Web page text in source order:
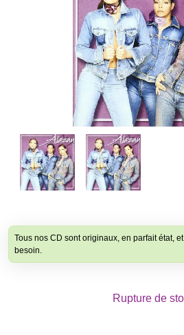
Tous nos CD sont originaux, en parfait état,
besoin.
Rupture de